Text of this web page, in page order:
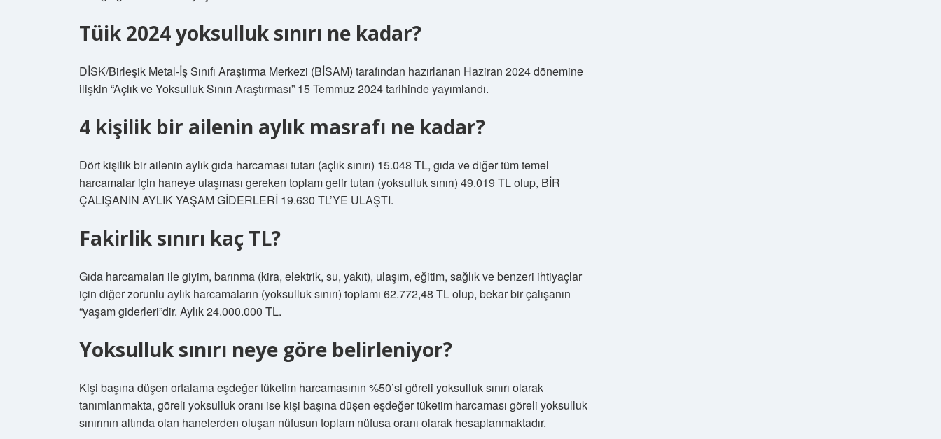
Tüik 2024 yoksulluk sınırı ne kadar?
DİSK/Birleşik Metal-İş Sınıfı Araştırma Merkezi (BİSAM) tarafından hazırlanan Haziran 2024 dönemine
ilişkin “Açlık ve Yoksulluk Sınırı Araştırması” 15 Temmuz 2024 tarihinde yayımlandı.
4 kişilik bir ailenin aylık masrafı ne kadar?
Dört kişilik bir ailenin aylık gıda harcaması tutarı (açlık sınırı) 15.048 TL, gıda ve diğer tüm temel
harcamalar için haneye ulaşması gereken toplam gelir tutarı (yoksulluk sınırı) 49.019 TL olup, BİR
ÇALIŞANIN AYLIK YAŞAM GİDERLERİ 19.630 TL’YE ULAŞTI.
Fakirlik sınırı kaç TL?
Gıda harcamaları ile giyim, barınma (kira, elektrik, su, yakıt), ulaşım, eğitim, sağlık ve benzeri ihtiyaçlar
için diğer zorunlu aylık harcamaların (yoksulluk sınırı) toplamı 62.772,48 TL olup, bekar bir çalışanın
“yaşam giderleri”dir. Aylık 24.000.000 TL.
Yoksulluk sınırı neye göre belirleniyor?
Kişi başına düşen ortalama eşdeğer tüketim harcamasının %50’si göreli yoksulluk sınırı olarak
tanımlanmakta, göreli yoksulluk oranı ise kişi başına düşen eşdeğer tüketim harcaması göreli yoksulluk
sınırının altında olan hanelerden oluşan nüfusun toplam nüfusa oranı olarak hesaplanmaktadır.